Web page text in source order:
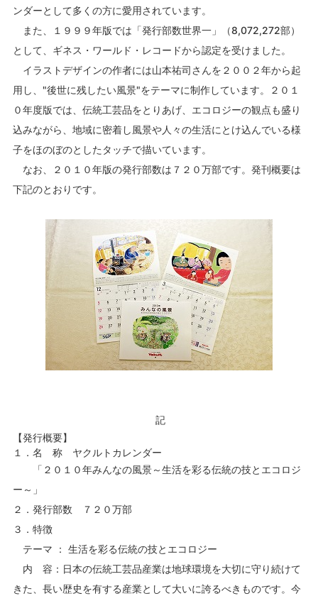
ンダーとして多くの方に愛用されています。
また、１９９９年版では「発行部数世界一」（8,072,272部）
として、ギネス・ワールド・レコードから認定を受けました。
イラストデザインの作者には山本祐司さんを２００２年から起
用し、"後世に残したい風景"をテーマに制作しています。２０１
０年度版では、伝統工芸品をとりあげ、エコロジーの観点も盛り
込みながら、地域に密着し風景や人々の生活にとけ込んでいる様
子をほのぼのとしたタッチで描いています。
なお、２０１０年版の発行部数は７２０万部です。発刊概要は
下記のとおりです。
記
【発行概要】
１．名 称 ヤクルトカレンダー
「２０１０年みんなの風景～生活を彩る伝統の技とエコロジ
ー～」
２．発行部数 ７２０万部
３．特徴
テーマ ： 生活を彩る伝統の技とエコロジー
内 容：日本の伝統工芸品産業は地球環境を大切に守り続けて
きた、長い歴史を有する産業として大いに誇るべきものです。今